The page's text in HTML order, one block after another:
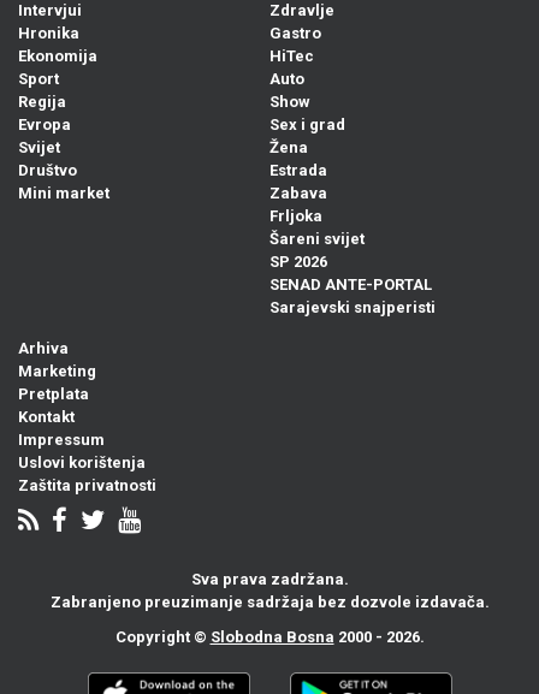
Intervjui
Hronika
Ekonomija
Sport
Regija
Evropa
Svijet
Društvo
Mini market
Zdravlje
Gastro
HiTec
Auto
Show
Sex i grad
Žena
Estrada
Zabava
Frljoka
Šareni svijet
SP 2026
SENAD ANTE-PORTAL
Sarajevski snajperisti
Arhiva
Marketing
Pretplata
Kontakt
Impressum
Uslovi korištenja
Zaštita privatnosti
Sva prava zadržana.
Zabranjeno preuzimanje sadržaja bez dozvole izdavača.
Copyright © Slobodna Bosna 2000 - 2026.